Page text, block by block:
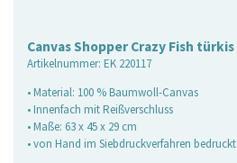
Canvas Shopper Crazy Fish türkis
Artikelnummer: EK 220117
• Material: 100 % Baumwoll-Canvas
• Innenfach mit Reißverschluss
• Maße: 63 x 45 x 29 cm
• von Hand im Siebdruckverfahren bedruckt